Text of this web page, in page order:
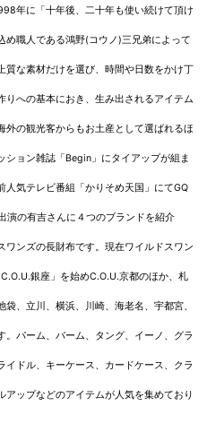
年に「十年後、二十年も使い続けて頂け
め職人である鴻野(コウノ)三兄弟によって
質な素材だけを選び、時間や日数をかけ丁
への基本におき、生み出されるアイテム
の観光客からもお土産として選ばれるほ
ション雑誌「Begin」にタイアップが組ま
気テレビ番組「かりそめ天国」にてGQ
演の有吉さんに４つのブランドを紹介
ワンズの長財布です。現在ワイルドスワン
銀座」を始めC.O.U.京都のほか、札
、立川、横浜、川崎、海老名、宇都宮、
パーム、バーム、タング、イーノ、グラ
ドル、キーケース、カードケース、クラ
アップなどのアイテムが人気を集めており